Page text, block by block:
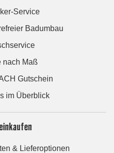
Service
Badumbau
nach Maß
Gutschein
im Überblick
& Lieferoptionen